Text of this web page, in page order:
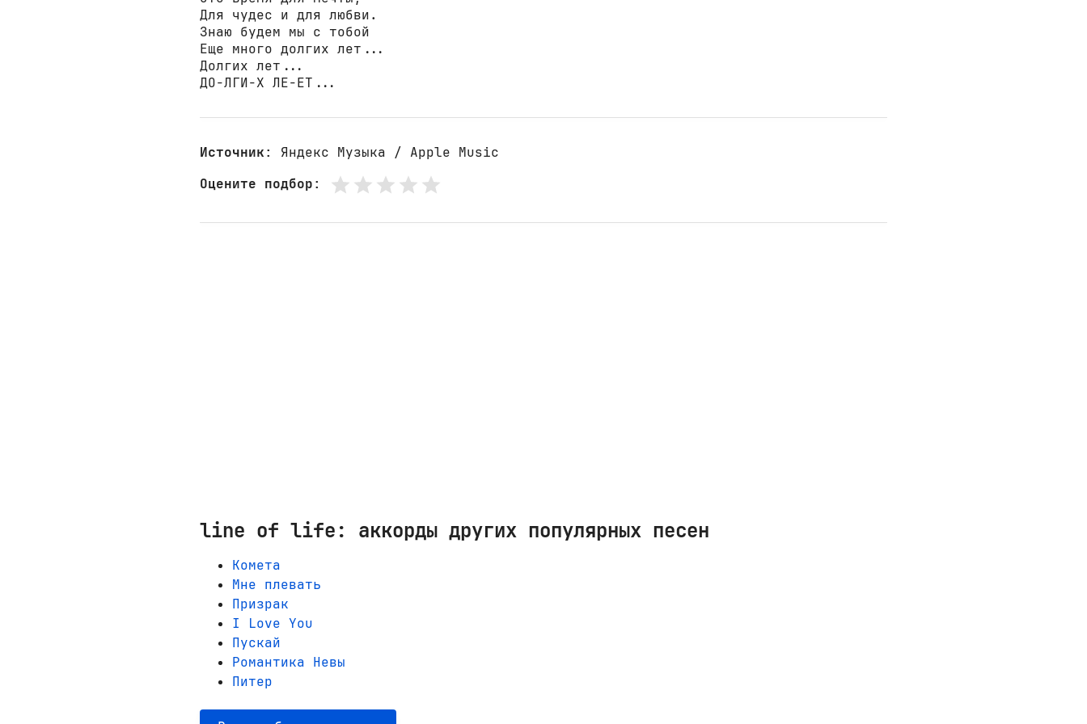
Для чудес и для любви.
Знаю будем мы с тобой
Еще много долгих лет...
Долгих лет...
ДО-ЛГИ-Х ЛЕ-ЕТ...
Источник: Яндекс Музыка / Apple Music
Оцените подбор:
line of life: аккорды других популярных песен
Комета
Мне плевать
Призрак
I Love You
Пускай
Романтика Невы
Питер